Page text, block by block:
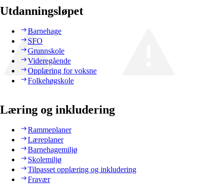
Utdanningsløpet
Barnehage
SFO
Grunnskole
Videregående
Opplæring for voksne
Folkehøgskole
Læring og inkludering
Rammeplaner
Læreplaner
Barnehagemiljø
Skolemiljø
Tilpasset opplæring og inkludering
Fravær